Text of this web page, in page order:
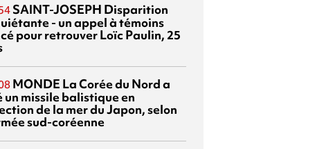
SAINT-JOSEPH Disparition
- un appel à témoins
pour retrouver Loïc Paulin, 25
MONDE La Corée du Nord a
un missile balistique en
de la mer du Japon, selon
sud-coréenne